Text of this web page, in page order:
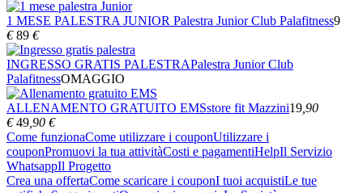
1 MESE PALESTRA JUNIOR Palestra Junior Club Palafitness9
€ 89 €
INGRESSO GRATIS PALESTRAPalestra Junior Club
PalafitnessOMAGGIO
ALLENAMENTO GRATUITO EMSstore fit Mazzini19,90
€ 49,90 €
Come funzionaCome utilizzare i couponUtilizzare i
couponPromuovi la tua attivitàCosti e pagamentiHelpIl Servizio
WhatsappIl Progetto
Crea una offertaCome scaricare i couponI tuoi acquistiLe tue